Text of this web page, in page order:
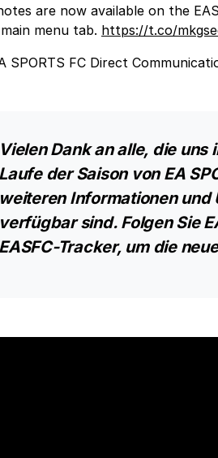
are now available on the
menu tab. https://t.co/
SPORTS FC Direct
Vielen Dank an alle, die
Laufe der Saison von EA
weiteren Informationen
verfügbar sind. Folgen Sie
EASFC-Tracker, um die